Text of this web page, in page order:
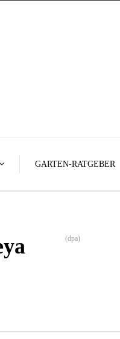
GARTEN-RATGEBER
(dpa)